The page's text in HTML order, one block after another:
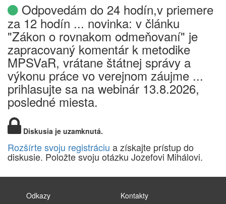
Odpovedám do 24 hodín,v priemere
za 12 hodín ... novinka: v článku
"Zákon o rovnakom odmeňovaní" je
zapracovaný komentár k metodike
MPSVaR, vrátane štátnej správy a
výkonu práce vo verejnom záujme ...
prihlasujte sa na webinár 13.8.2026,
posledné miesta.
Diskusia je uzamknutá.
Rozšírte svoju registráciu a získajte prístup do
diskusie. Položte svoju otázku Jozefovi Mihálovi.
Odkazy Kontakty